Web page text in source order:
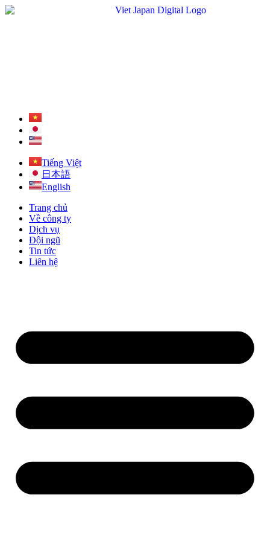
Tiếng Việt
日本語
English
Trang chủ
Về công ty
Dịch vụ
Đội ngũ
Tin tức
Liên hệ